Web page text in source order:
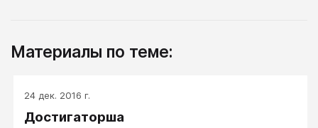
Материалы по теме:
24 дек. 2016 г.
Достигаторша